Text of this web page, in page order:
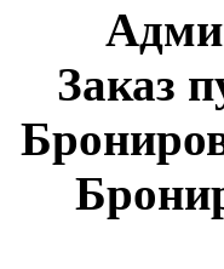
Заказ